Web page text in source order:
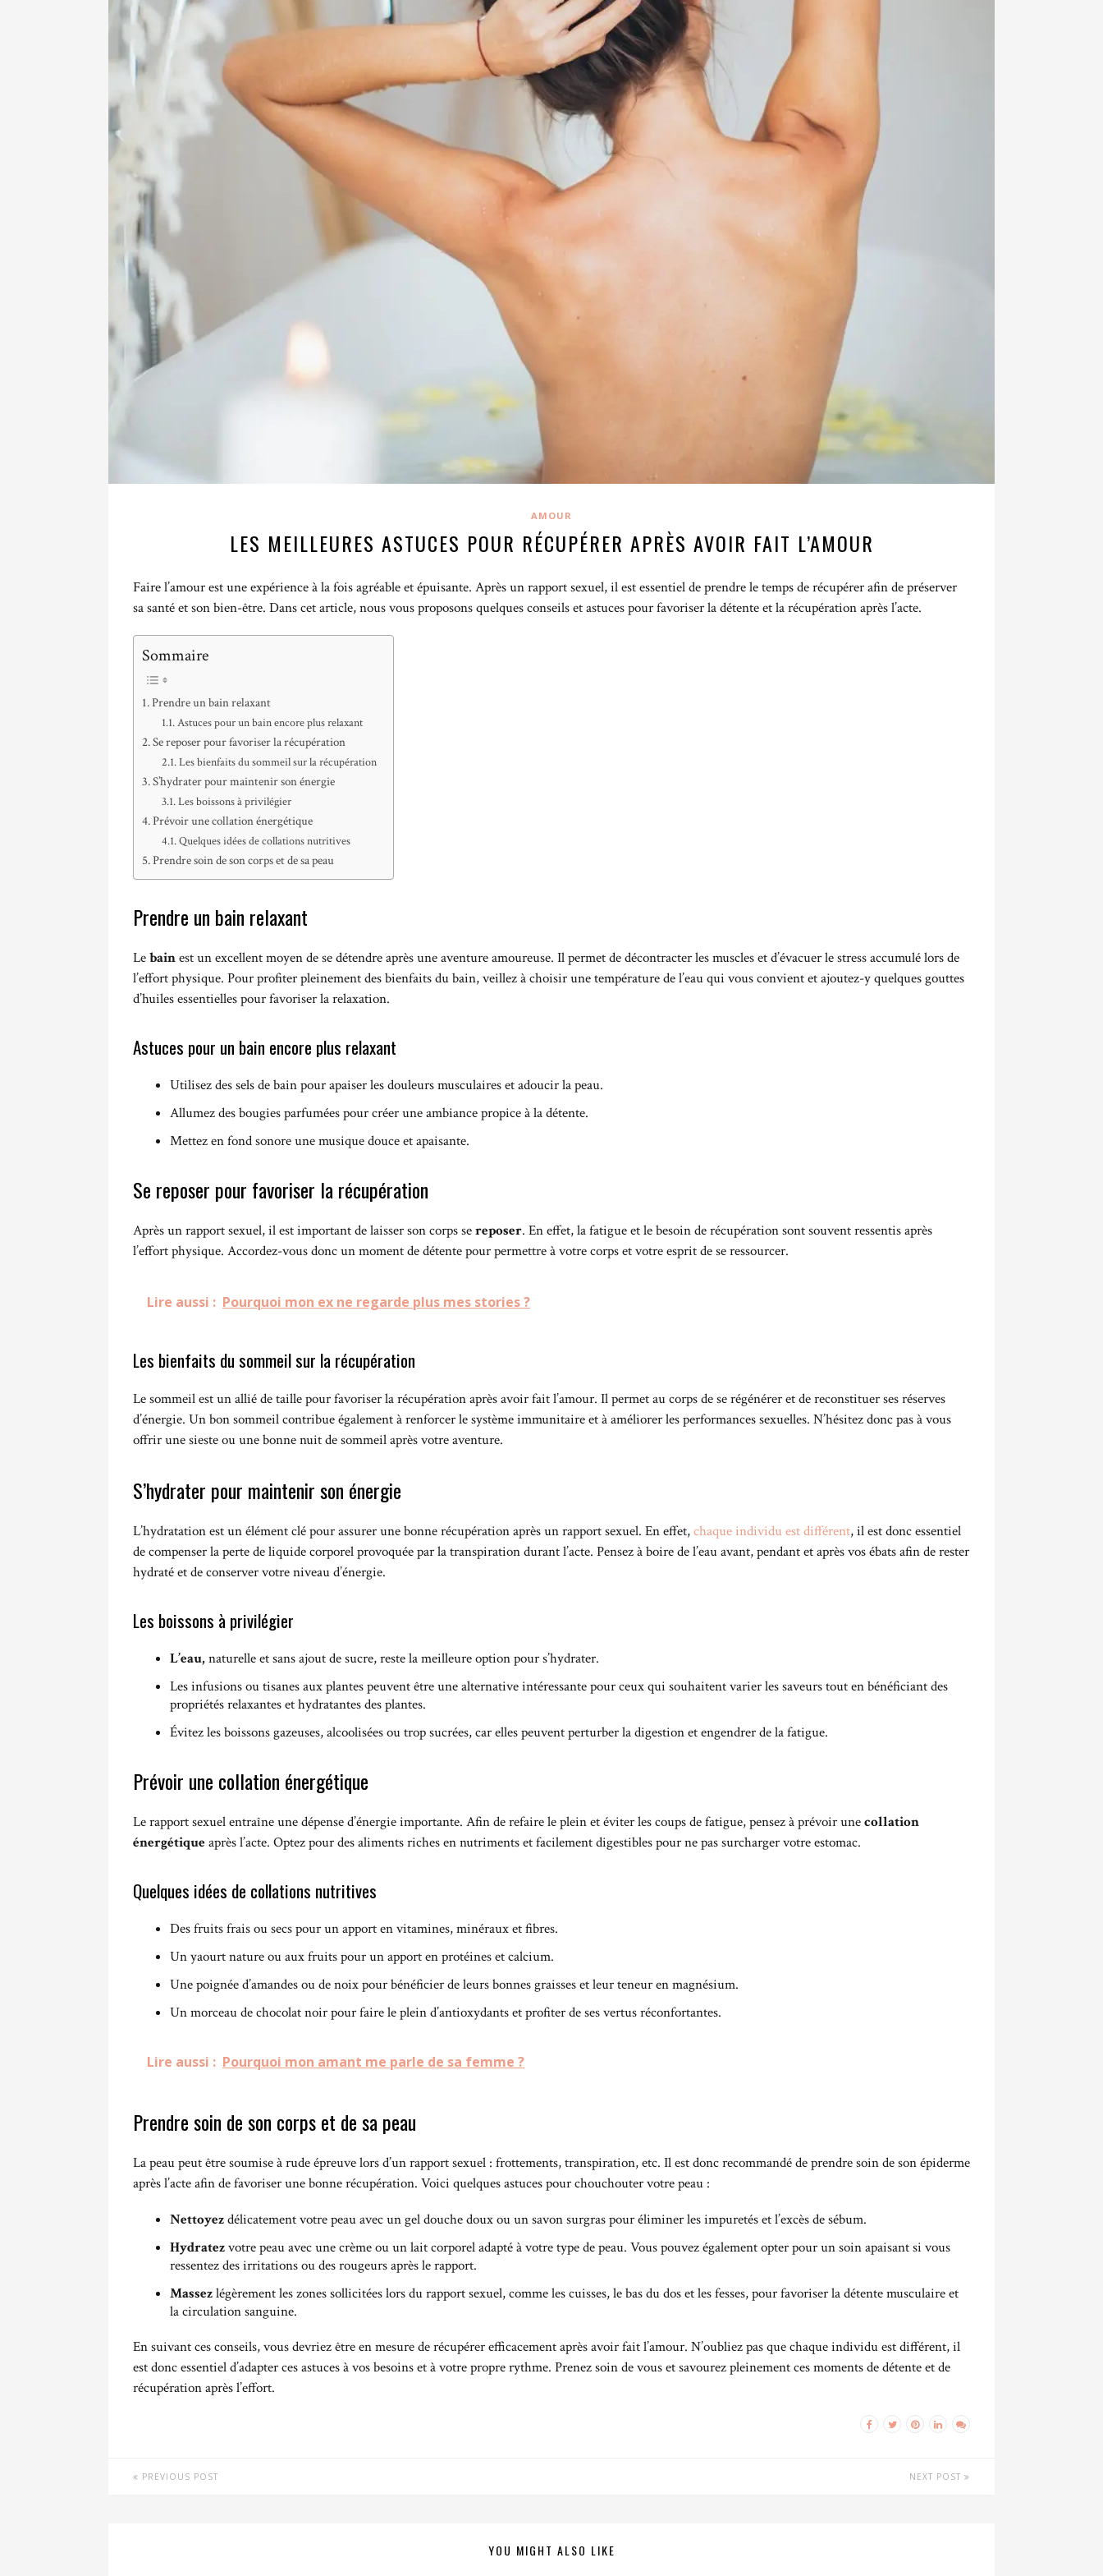
AMOUR
LES MEILLEURES ASTUCES POUR RÉCUPÉRER APRÈS AVOIR FAIT L’AMOUR
Faire l’amour est une expérience à la fois agréable et épuisante. Après un rapport sexuel, il est essentiel de prendre le temps de récupérer afin de préserver
sa santé et son bien-être. Dans cet article, nous vous proposons quelques conseils et astuces pour favoriser la détente et la récupération après l’acte.
Sommaire
Prendre un bain relaxant
Astuces pour un bain encore plus relaxant
Se reposer pour favoriser la récupération
Les bienfaits du sommeil sur la récupération
S’hydrater pour maintenir son énergie
Les boissons à privilégier
Prévoir une collation énergétique
Quelques idées de collations nutritives
Prendre soin de son corps et de sa peau
Prendre un bain relaxant
Lebainest un excellent moyen de se détendre après une aventure amoureuse. Il permet de décontracter les muscles et d’évacuer le stress accumulé lors de
l’effort physique. Pour profiter pleinement des bienfaits du bain, veillez à choisir une température de l’eau qui vous convient et ajoutez-y quelques gouttes
d’huiles essentielles pour favoriser la relaxation.
Astuces pour un bain encore plus relaxant
Utilisez des sels de bain pour apaiser les douleurs musculaires et adoucir la peau.
Allumez des bougies parfumées pour créer une ambiance propice à la détente.
Mettez en fond sonore une musique douce et apaisante.
Se reposer pour favoriser la récupération
Après un rapport sexuel, il est important de laisser son corps sereposer. En effet, la fatigue et le besoin de récupération sont souvent ressentis après
l’effort physique. Accordez-vous donc un moment de détente pour permettre à votre corps et votre esprit de se ressourcer.
Lire aussi : Pourquoi mon ex ne regarde plus mes stories ?
Les bienfaits du sommeil sur la récupération
Le sommeil est un allié de taille pour favoriser la récupération après avoir fait l’amour. Il permet au corps de se régénérer et de reconstituer ses réserves
d’énergie. Un bon sommeil contribue également à renforcer le système immunitaire et à améliorer les performances sexuelles. N’hésitez donc pas à vous
offrir une sieste ou une bonne nuit de sommeil après votre aventure.
S’hydrater pour maintenir son énergie
L’hydratation est un élément clé pour assurer une bonne récupération après un rapport sexuel. En effet,chaque individu est différent, il est donc essentiel
de compenser la perte de liquide corporel provoquée par la transpiration durant l’acte. Pensez à boire de l’eau avant, pendant et après vos ébats afin de rester
hydraté et de conserver votre niveau d’énergie.
Les boissons à privilégier
L’eau,naturelle et sans ajout de sucre, reste la meilleure option pour s’hydrater.
Les infusions ou tisanes aux plantes peuvent être une alternative intéressante pour ceux qui souhaitent varier les saveurs tout en bénéficiant des
propriétés relaxantes et hydratantes des plantes.
Évitez les boissons gazeuses, alcoolisées ou trop sucrées, car elles peuvent perturber la digestion et engendrer de la fatigue.
Prévoir une collation énergétique
Le rapport sexuel entraîne une dépense d’énergie importante. Afin de refaire le plein et éviter les coups de fatigue, pensez à prévoir unecollation
énergétiqueaprès l’acte. Optez pour des aliments riches en nutriments et facilement digestibles pour ne pas surcharger votre estomac.
Quelques idées de collations nutritives
Des fruits frais ou secs pour un apport en vitamines, minéraux et fibres.
Un yaourt nature ou aux fruits pour un apport en protéines et calcium.
Une poignée d’amandes ou de noix pour bénéficier de leurs bonnes graisses et leur teneur en magnésium.
Un morceau de chocolat noir pour faire le plein d’antioxydants et profiter de ses vertus réconfortantes.
Lire aussi : Pourquoi mon amant me parle de sa femme ?
Prendre soin de son corps et de sa peau
La peau peut être soumise à rude épreuve lors d’un rapport sexuel : frottements, transpiration, etc. Il est donc recommandé de prendre soin de son épiderme
après l’acte afin de favoriser une bonne récupération. Voici quelques astuces pour chouchouter votre peau :
Nettoyezdélicatement votre peau avec un gel douche doux ou un savon surgras pour éliminer les impuretés et l’excès de sébum.
Hydratezvotre peau avec une crème ou un lait corporel adapté à votre type de peau. Vous pouvez également opter pour un soin apaisant si vous
ressentez des irritations ou des rougeurs après le rapport.
Massezlégèrement les zones sollicitées lors du rapport sexuel, comme les cuisses, le bas du dos et les fesses, pour favoriser la détente musculaire et
la circulation sanguine.
En suivant ces conseils, vous devriez être en mesure de récupérer efficacement après avoir fait l’amour. N’oubliez pas que chaque individu est différent, il
est donc essentiel d’adapter ces astuces à vos besoins et à votre propre rythme. Prenez soin de vous et savourez pleinement ces moments de détente et de
récupération après l’effort.
PREVIOUS POST NEXT POST
YOU MIGHT ALSO LIKE